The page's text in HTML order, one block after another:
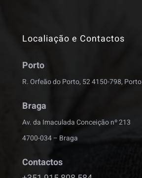
Localiação e Contactos
Porto
R. Orfeão do Porto, 52 4150-798, Porto
Braga
Av. da Imaculada Conceição nº 213
4700-034 – Braga
Contactos